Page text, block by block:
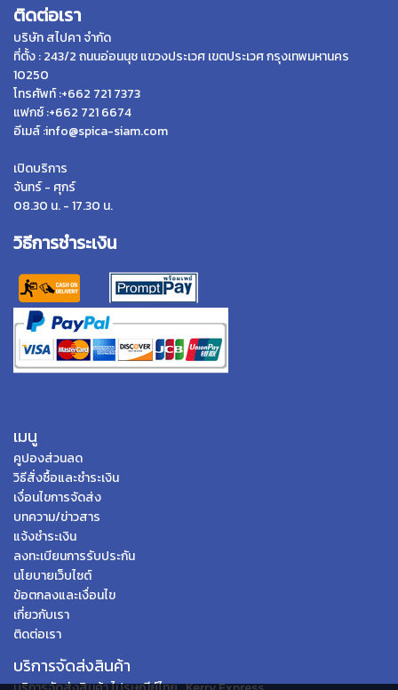
ติดต่อเรา
บริษัท สไปคา จำกัด
ที่ตั้ง : 243/2 ถนนอ่อนนุช แขวงประเวศ เขตประเวศ กรุงเทพมหานคร
10250
โทรศัพท์ :+662 721 7373
แฟกซ์ :+662 721 6674
อีเมล์ :info@spica-siam.com
เปิดบริการ
จันทร์ - ศุกร์
08.30 น. - 17.30 น.
วิธีการชำระเงิน
เมนู
คูปองส่วนลด
วิธีสั่งซื้อและชำระเงิน
เงื่อนไขการจัดส่ง
บทความ/ข่าวสาร
แจ้งชำระเงิน
ลงทะเบียนการรับประกัน
นโยบายเว็บไซต์
ข้อตกลงและเงื่อนไข
เกี่ยวกับเรา
ติดต่อเรา
บริการจัดส่งสินค้า